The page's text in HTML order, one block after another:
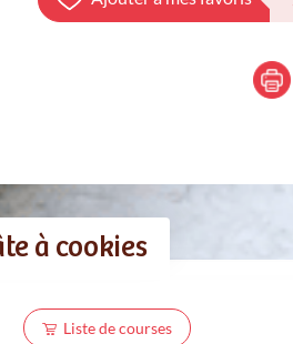
à cookies
Liste de courses